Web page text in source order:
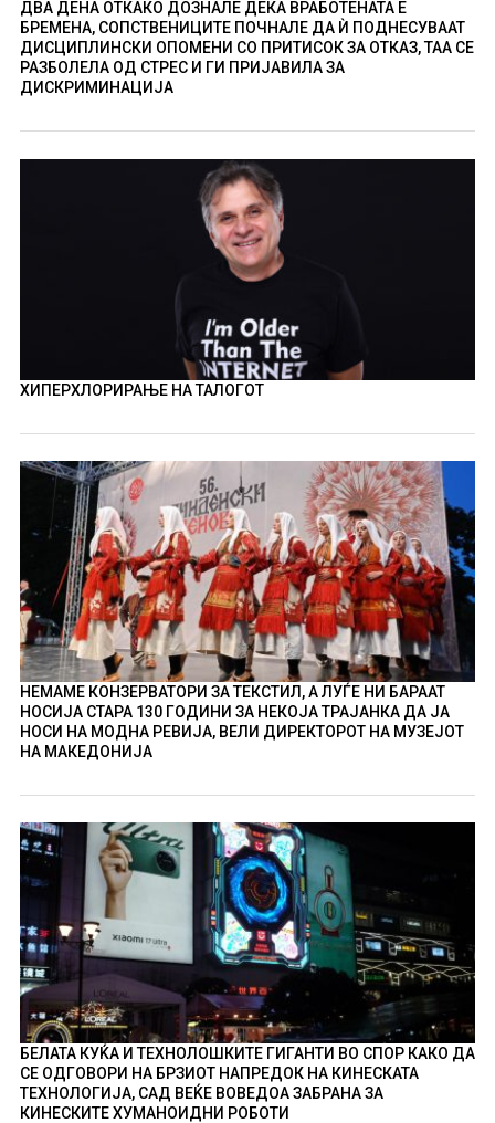
ДВА ДЕНА ОТКАКО ДОЗНАЛЕ ДЕКА ВРАБОТЕНАТА Е
БРЕМЕНА, СОПСТВЕНИЦИТЕ ПОЧНАЛЕ ДА Ѝ ПОДНЕСУВААТ
ДИСЦИПЛИНСКИ ОПОМЕНИ СО ПРИТИСОК ЗА ОТКАЗ, ТАА СЕ
РАЗБОЛЕЛА ОД СТРЕС И ГИ ПРИЈАВИЛА ЗА
ДИСКРИМИНАЦИЈА
ХИПЕРХЛОРИРАЊЕ НА ТАЛОГОТ
НЕМАМЕ КОНЗЕРВАТОРИ ЗА ТЕКСТИЛ, А ЛУЃЕ НИ БАРААТ
НОСИЈА СТАРА 130 ГОДИНИ ЗА НЕКОЈА ТРАЈАНКА ДА ЈА
НОСИ НА МОДНА РЕВИЈА, ВЕЛИ ДИРЕКТОРОТ НА МУЗЕЈОТ
НА МАКЕДОНИЈА
БЕЛАТА КУЌА И ТЕХНОЛОШКИТЕ ГИГАНТИ ВО СПОР КАКО ДА
СЕ ОДГОВОРИ НА БРЗИОТ НАПРЕДОК НА КИНЕСКАТА
ТЕХНОЛОГИЈА, САД ВЕЌЕ ВОВЕДОА ЗАБРАНА ЗА
КИНЕСКИТЕ ХУМАНОИДНИ РОБОТИ